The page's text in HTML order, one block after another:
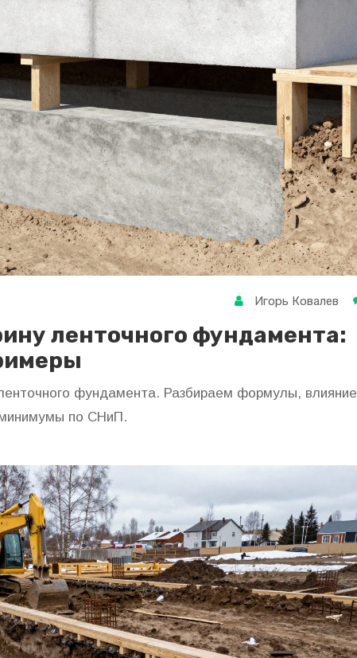
Игорь Ковалев
ленточного фундамента:
фундамента. Разбираем формулы, влияние
минимумы по СНиП.